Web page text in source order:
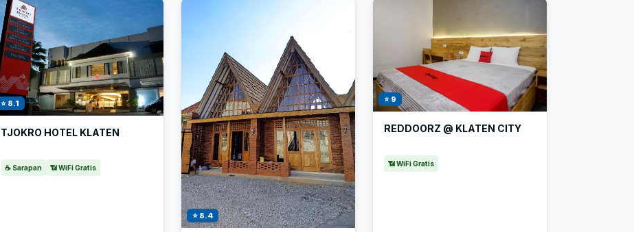
⭐ 8.1
TJOKRO HOTEL KLATEN
☕ Sarapan 📶 WiFi Gratis
⭐ 8.4
⭐ 9
REDDOORZ @ KLATEN CITY
📶 WiFi Gratis